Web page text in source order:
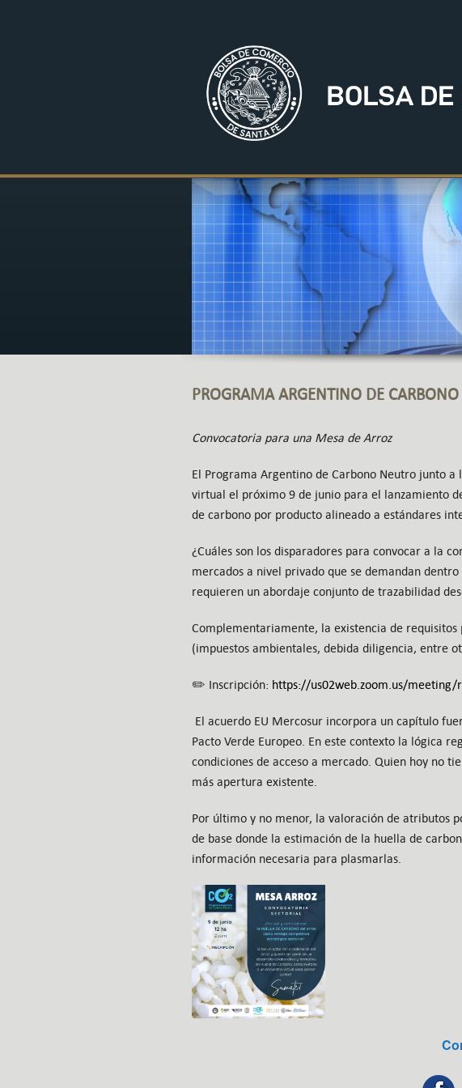
PROGRAMA ARGENTINO DE
Convocatoria para una Mesa de Arroz
El Programa Argentino de Carbono Neutro junto
virtual el próximo 9 de junio para el lanzamiento
de carbono por producto alineado a estándares
¿Cuáles son los disparadores para convocar a la
mercados a nivel privado que se demandan
requieren un abordaje conjunto de trazabilidad
Complementariamente, la existencia de
(impuestos ambientales, debida diligencia, entre
✏️ Inscripción: https://us02web.zoom.us/meeting/
El acuerdo EU Mercosur incorpora un capítulo
Pacto Verde Europeo. En este contexto la lógica
condiciones de acceso a mercado. Quien hoy no
más apertura existente.
Por último y no menor, la valoración de atributos
de base donde la estimación de la huella de
información necesaria para plasmarlas.